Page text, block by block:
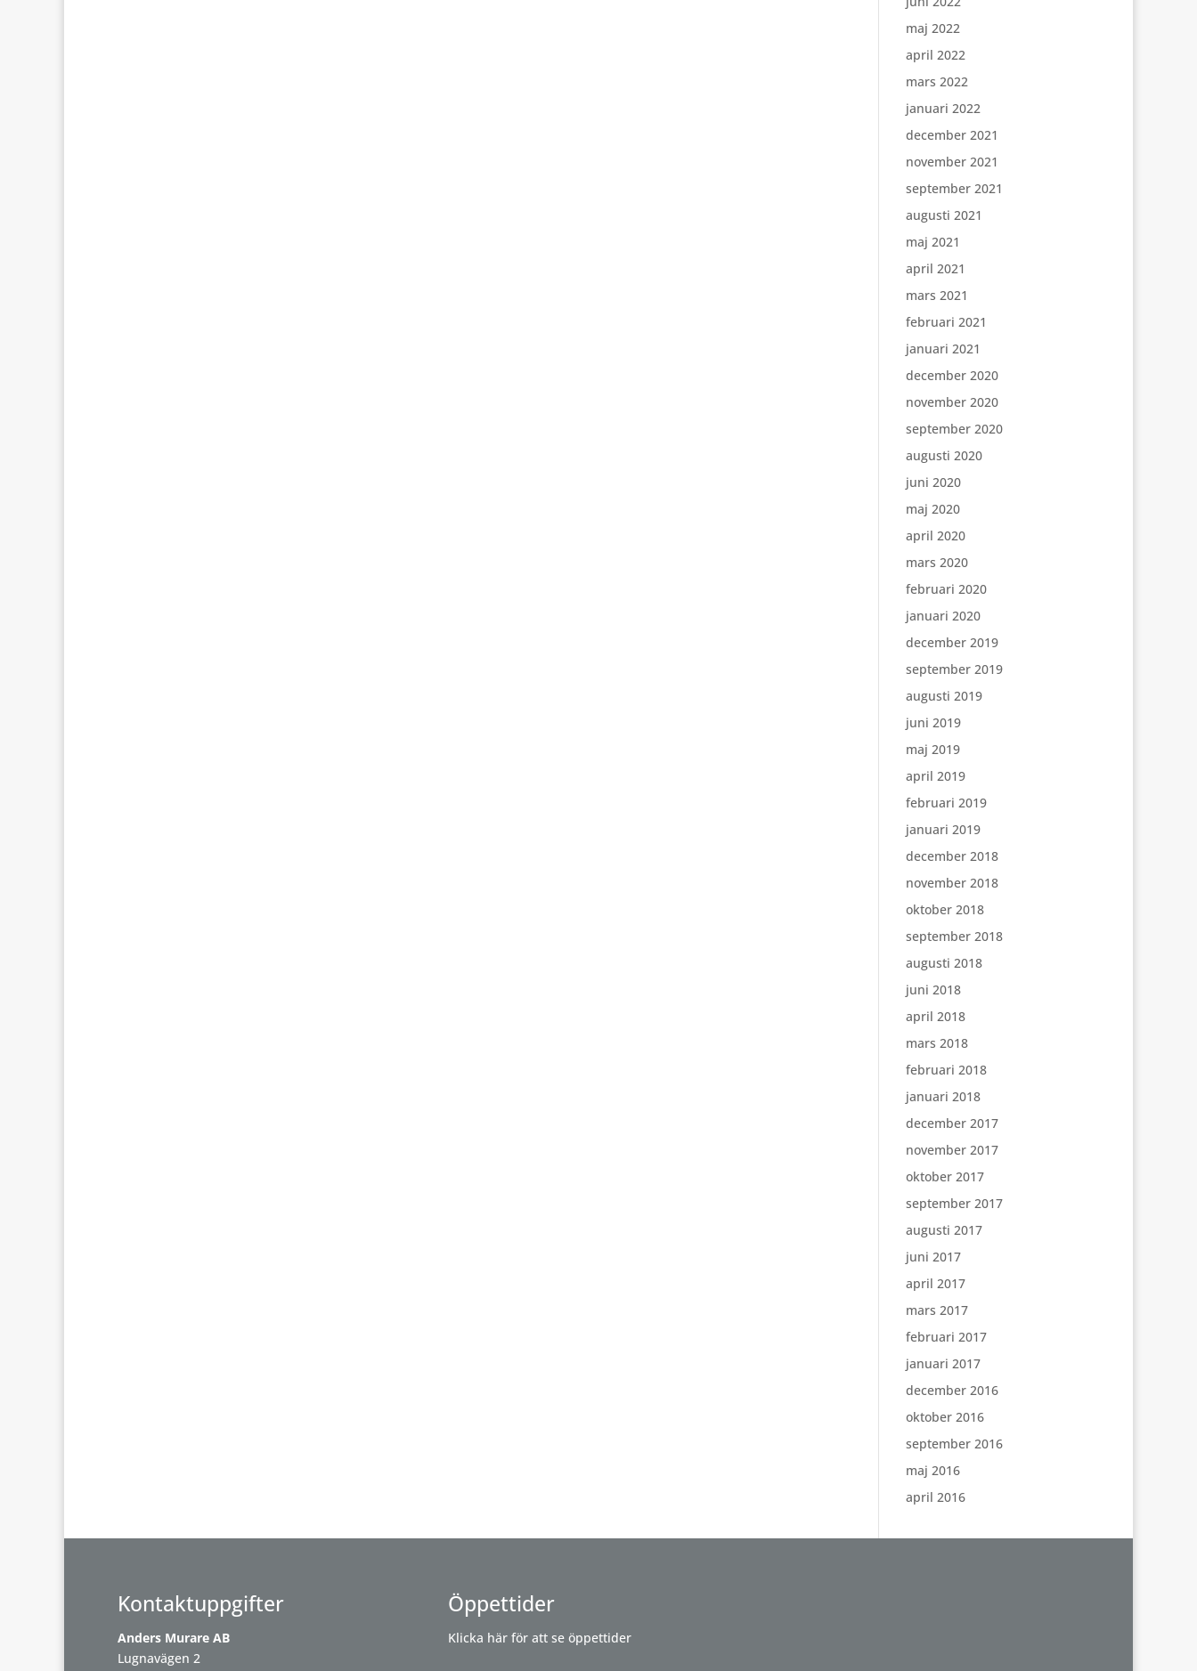
maj 2022
april 2022
mars 2022
januari 2022
december 2021
november 2021
september 2021
augusti 2021
maj 2021
april 2021
mars 2021
februari 2021
januari 2021
december 2020
november 2020
september 2020
augusti 2020
juni 2020
maj 2020
april 2020
mars 2020
februari 2020
januari 2020
december 2019
september 2019
augusti 2019
juni 2019
maj 2019
april 2019
februari 2019
januari 2019
december 2018
november 2018
oktober 2018
september 2018
augusti 2018
juni 2018
april 2018
mars 2018
februari 2018
januari 2018
december 2017
november 2017
oktober 2017
september 2017
augusti 2017
juni 2017
april 2017
mars 2017
februari 2017
januari 2017
december 2016
oktober 2016
september 2016
maj 2016
april 2016
Kontaktuppgifter
Anders Murare AB
Lugnavägen 2
Öppettider
Klicka här för att se öppettider